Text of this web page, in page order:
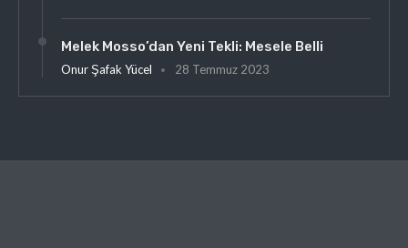
Melek Mosso’dan Yeni Tekli: Mesele Belli
Onur Şafak Yücel 28 Temmuz 2023